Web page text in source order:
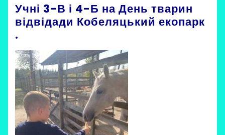
Учні 3-В і 4-Б на День тварин
відвідади Кобеляцький екопарк
.